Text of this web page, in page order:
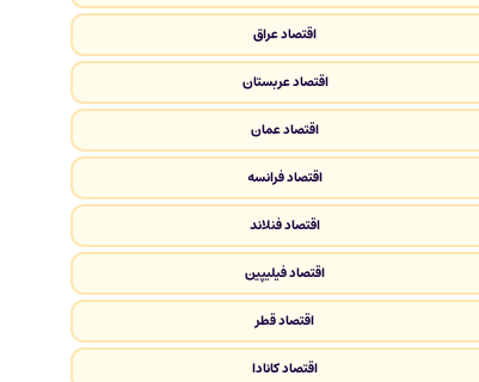
اقتصاد عراق
اقتصاد عربستان
اقتصاد عمان
اقتصاد فرانسه
اقتصاد فنلاند
اقتصاد فیلیپین
اقتصاد قطر
اقتصاد کانادا